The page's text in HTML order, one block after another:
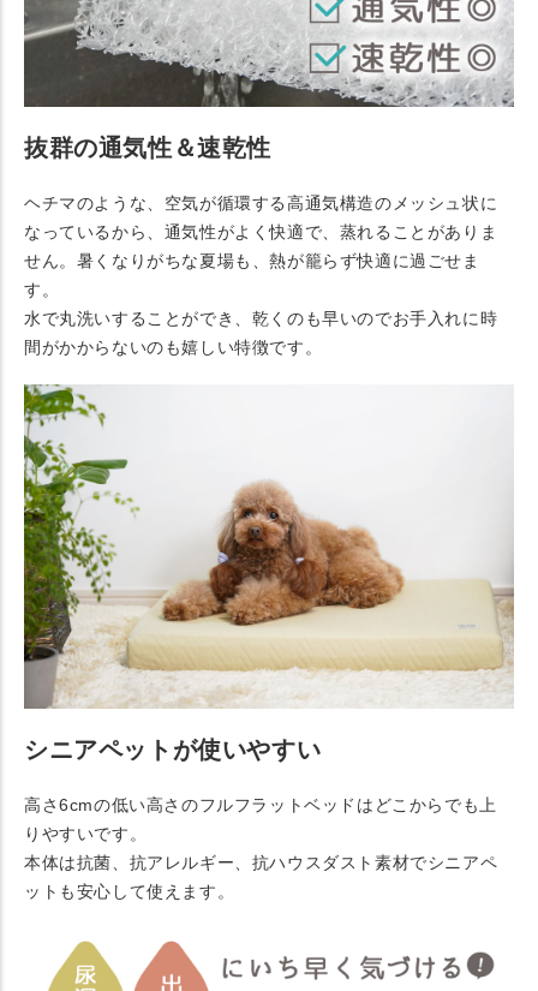
抜群の通気性＆速乾性
ヘチマのような、空気が循環する高通気構造のメッシュ状に
なっているから、通気性がよく快適で、蒸れることがありま
せん。暑くなりがちな夏場も、熱が籠らず快適に過ごせま
す。
水で丸洗いすることができ、乾くのも早いのでお手入れに時
間がかからないのも嬉しい特徴です。
シニアペットが使いやすい
高さ6cmの低い高さのフルフラットベッドはどこからでも上
りやすいです。
本体は抗菌、抗アレルギー、抗ハウスダスト素材でシニアペ
ットも安心して使えます。